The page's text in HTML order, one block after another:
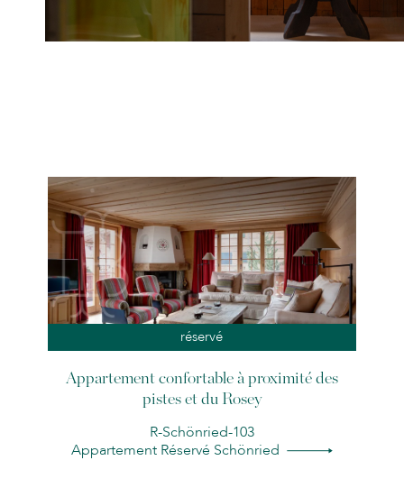
réservé
Appartement confortable à proximité des
pistes et du Rosey
R-Schönried-103
Appartement Réservé Schönried